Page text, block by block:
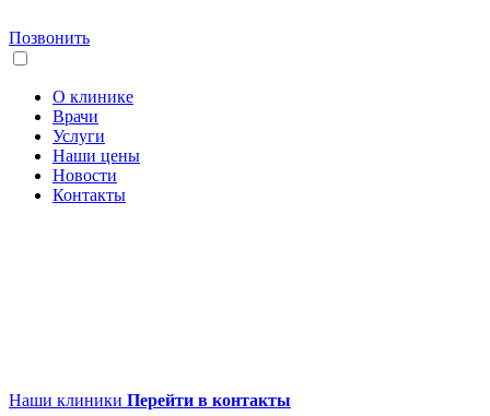
Позвонить
О клинике
Врачи
Услуги
Наши цены
Новости
Контакты
Наши клиники Перейти в контакты